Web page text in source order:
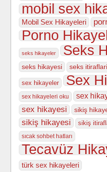
mobil sex
Mobil Sex Hikayeleri
Porno
seks hikayeler Seks
seks hikayesi seks itiraflari
sex hikayeler Sex
sex hikayeleri oku sex
sex hikayesi sikiş
sikiş hikayesi sikiş
sıcak sohbet hatları
Tecavüz
türk sex hikayeleri